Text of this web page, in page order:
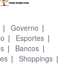
| Governo |
| Esportes|
| Bancos |
| Shoppings |